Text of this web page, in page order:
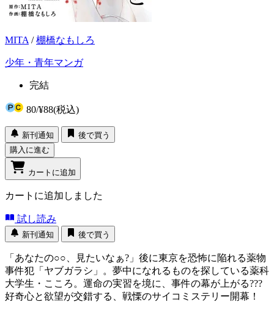
MITA /棚橋なもしろ
少年・青年マンガ
完結
80/¥88(税込)
新刊通知
後で買う
購入に進む
カートに追加
カートに追加しました
試し読み
新刊通知 後で買う
「あなたの○○、見たいなぁ?」後に東京を恐怖に陥れる薬物
事件犯「ヤブガラシ」。夢中になれるものを探している薬科
大学生・こころ。運命の実習を境に、事件の幕が上がる???
好奇心と欲望が交錯する、戦慄のサイコミステリー開幕！